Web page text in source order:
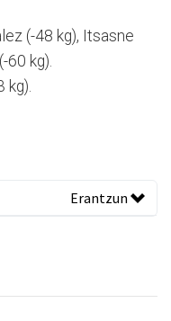
(-48 kg), Itsasne
60 kg).
kg).
Erantzun